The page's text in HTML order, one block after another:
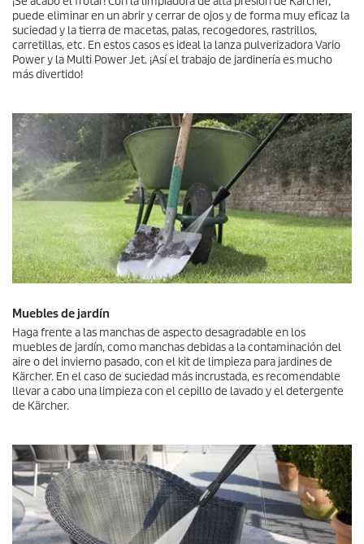
puede eliminar en un abrir y cerrar de ojos y de forma muy eficaz la
suciedad y la tierra de macetas, palas, recogedores, rastrillos,
carretillas, etc. En estos casos es ideal la lanza pulverizadora Vario
Power y la Multi Power Jet. ¡Así el trabajo de jardinería es mucho
más divertido!
Muebles de jardín
Haga frente a las manchas de aspecto desagradable en los
muebles de jardín, como manchas debidas a la contaminación del
aire o del invierno pasado, con el kit de limpieza para jardines de
Kärcher. En el caso de suciedad más incrustada, es recomendable
llevar a cabo una limpieza con el cepillo de lavado y el detergente
de Kärcher.